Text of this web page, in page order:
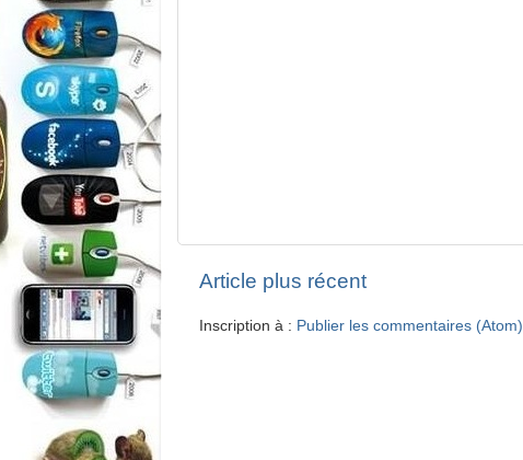
Article plus récent
Inscription à : Publier les commentaires (Atom)